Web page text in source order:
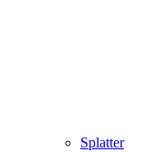
Splatter